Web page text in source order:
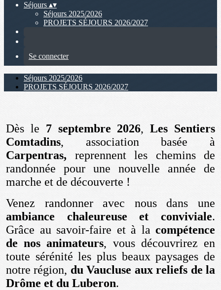
Séjours ▴▾
Séjours 2025/2026
PROJETS SÉJOURS 2026/2027
Se connecter
Séjours 2025/2026
PROJETS SÉJOURS 2026/2027
Dès le 7 septembre 2026,Les Sentiers
Comtadins, association basée à
Carpentras, reprennent les chemins de
randonnée pour une nouvelle année de
marche et de découverte !
Venez randonner avec nous dans une
ambiance chaleureuse et conviviale.
Grâce au savoir-faire et à la compétence
de nos animateurs, vous découvrirez en
toute sérénité les plus beaux paysages de
notre région, du Vaucluse aux reliefs de la
Drôme et du Luberon.